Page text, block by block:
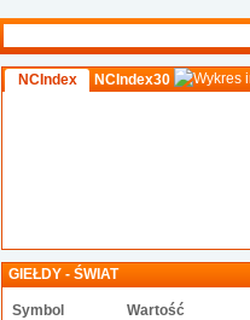
NCIndex NCIndex30
GIEŁDY - ŚWIAT
Symbol
Wartość